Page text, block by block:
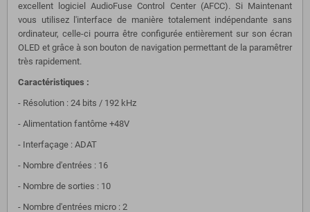
excellent logiciel AudioFuse Control Center (AFCC). Si Maintenant
vous utilisez l'interface de manière totalement indépendante sans
ordinateur, celle-ci pourra être configurée entièrement sur son écran
OLED et grâce à son bouton de navigation permettant de la paramêtrer
très rapidement.
Caractéristiques :
- Résolution : 24 bits / 192 kHz
- Alimentation fantôme +48V
- Interfaçage : ADAT
- Nombre d'entrées : 16
- Nombre de sorties : 10
- Nombre d'entrées micro : 2